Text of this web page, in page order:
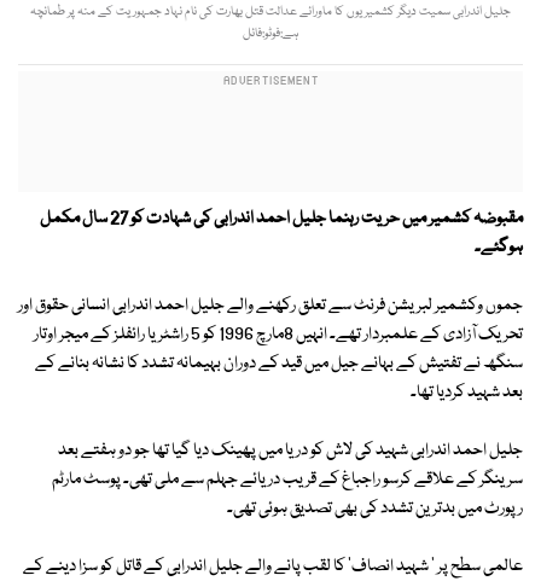
جلیل اندرابی سمیت دیگر کشمیریوں کا ماورائے عدالت قتل بھارت کی نام نہاد جمہوریت کے منہ پر طمانچہ
ہے:فوٹو:فائل
مقبوضہ کشمیر میں حریت رہنما جلیل احمد اندرابی کی شہادت کو 27 سال مکمل
ہوگئے۔
جموں وکشمیر لبریشن فرنٹ سے تعلق رکھنے والے جلیل احمد اندرابی انسانی حقوق اور
تحریک آزادی کے علمبردار تھے۔ انہیں 8مارچ 1996 کو 5 راشٹریا رائفلز کے میجر اوتار
سنگھ نے تفتیش کے بہانے جیل میں قید کے دوران بہیمانہ تشدد کا نشانہ بنانے کے
بعد شہید کردیا تھا۔
جلیل احمد اندرابی شہید کی لاش کو دریا میں پھینک دیا گیا تھا جو دو ہفتے بعد
سرینگر کے علاقے کرسو راجباغ کے قریب دریائے جہلم سے ملی تھی۔ پوسٹ مارٹم
رپورٹ میں بدترین تشدد کی بھی تصدیق ہوئی تھی۔
عالمی سطح پر ' شہید انصاف' کا لقب پانے والے جلیل اندرابی کے قاتل کو سزا دینے کے